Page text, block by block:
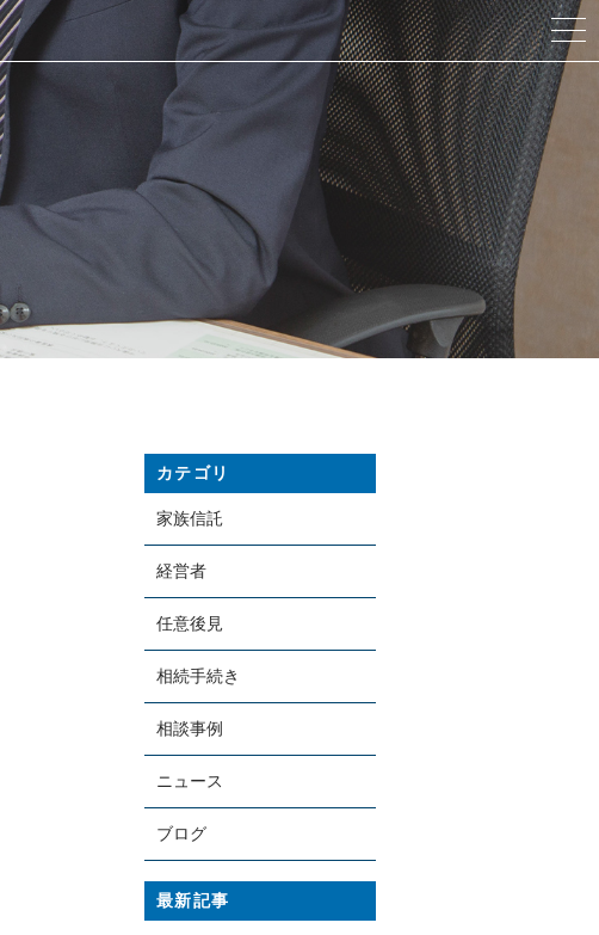
お電話での受付
090-4051-6443
9：00～18：00（土日祝対応可）
カテゴリ
家族信託
経営者
任意後見
相続手続き
相談事例
ニュース
ブログ
最新記事